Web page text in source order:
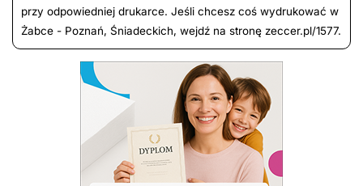
przy odpowiedniej drukarce. Jeśli chcesz coś wydrukować w
Żabce - Poznań, Śniadeckich, wejdź na stronę zeccer.pl/1577.